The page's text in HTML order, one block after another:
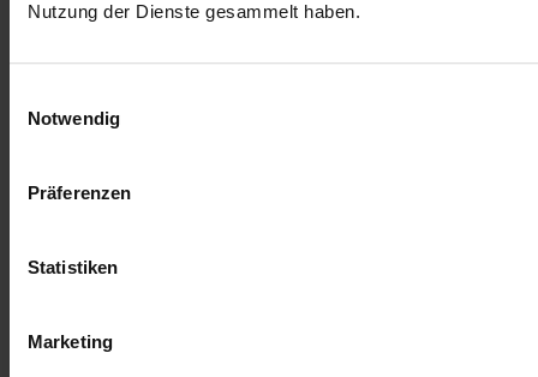
Nutzung der Dienste gesammelt haben.
Notwendig
Präferenzen
Statistiken
Marketing
Ähnliche Artikel
Wenn der Alltag schwerfällt